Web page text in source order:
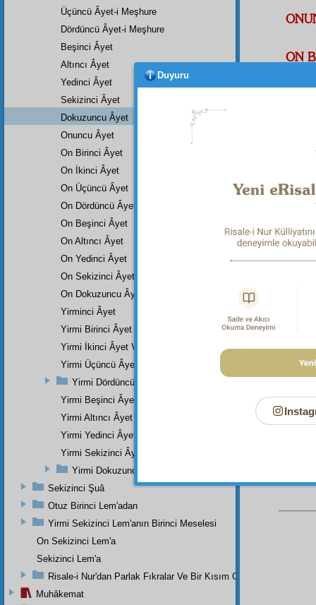
ON
Bu
Bakara
Dipnot-3
Dipnot-4
inkâr
Dipnot-5
Üçüncü Âyet-i Meşhure
Dördüncü Âyet-i Meşhure
Beşinci Âyet
Altıncı Âyet
Yedinci Âyet
Sekizinci Âyet
Dokuzuncu Âyet
Onuncu Âyet
On Birinci Âyet
On İkinci Âyet
On Üçüncü Âyet
On Dördüncü Âyet
On Beşinci Âyet
On Altıncı Âyet
On Yedinci Âyet
On Sekizinci Âyet
On Dokuzuncu Âyet
Yirminci Âyet
Yirmi Birinci Âyet Veya Âyetler
Yirmi İkinci Âyet Ve Âyetler
Yirmi Üçüncü Âyet
Yirmi Dördüncü Âyet Veya Âyetler
Yirmi Beşinci Âyet
Yirmi Altıncı Âyet
Yirmi Yedinci Âyet
Yirmi Sekizinci Âyet
Yirmi Dokuzuncu Âyet
Sekizinci Şuâ
Otuz Birinci Lem'adan
Yirmi Sekizinci Lem'anın Birinci Meselesi
On Sekizinci Lem'a
Sekizinci Lem'a
Risale-i Nur'dan Parlak Fıkralar Ve Bir Kısım Güzel Mektuplar
Muhâkemat
Duyuru